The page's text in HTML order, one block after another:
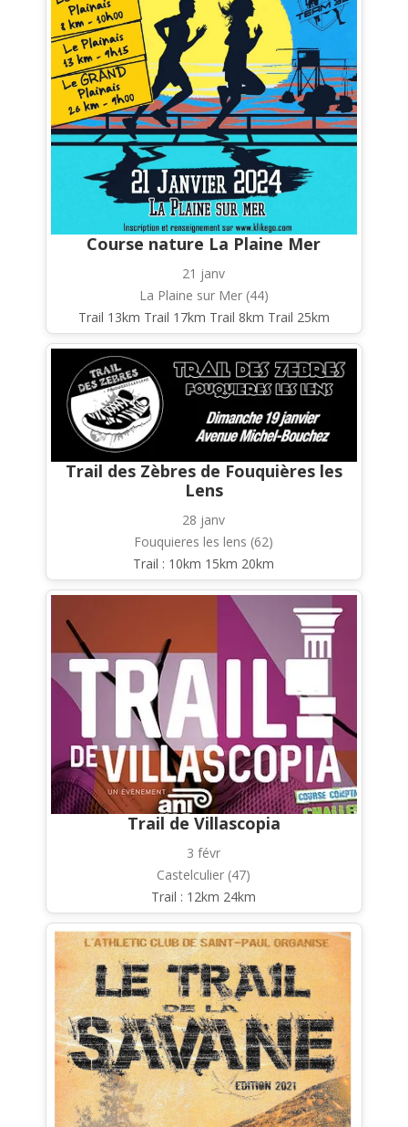
Course nature La Plaine Mer
21 janv
La Plaine sur Mer (44)
Trail 13km Trail 17km Trail 8km Trail 25km
Trail des Zèbres de Fouquières les
Lens
28 janv
Fouquieres les lens (62)
Trail : 10km 15km 20km
Trail de Villascopia
3 févr
Castelculier (47)
Trail : 12km 24km